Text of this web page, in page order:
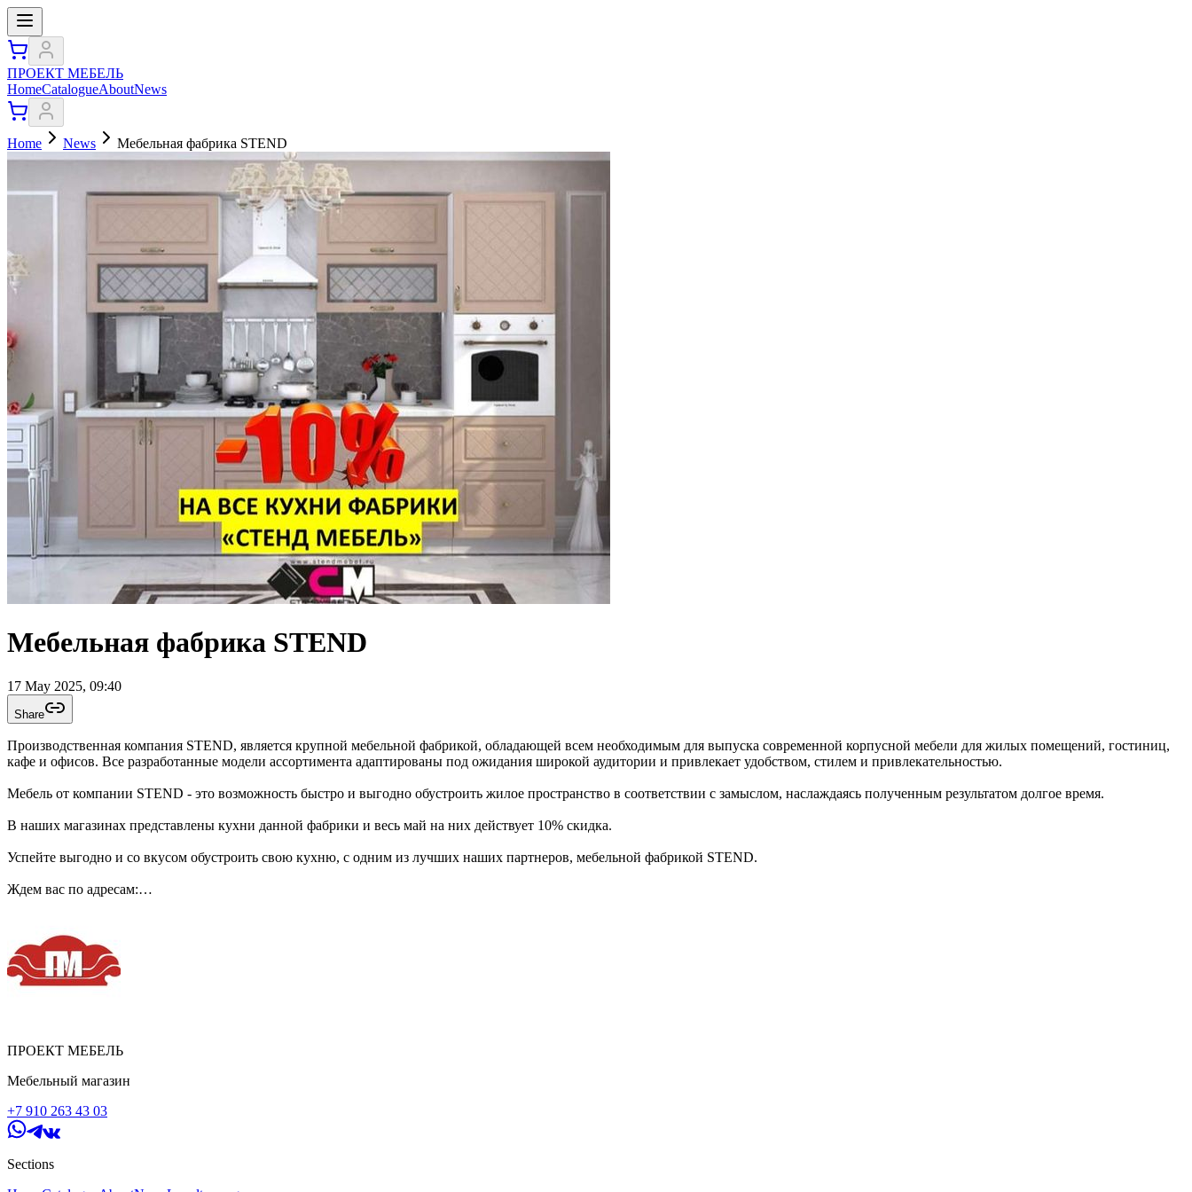
ПРОЕКТ МЕБЕЛЬ
HomeCatalogueAboutNews
Home News Мебельная фабрика STEND
Мебельная фабрика STEND
17 May 2025, 09:40
Share
Производственная компания STEND, является крупной мебельной фабрикой, обладающей всем необходимым для выпуска современной корпусной мебели для жилых помещений, гостиниц,
кафе и офисов. Все разработанные модели ассортимента адаптированы под ожидания широкой аудитории и привлекает удобством, стилем и привлекательностью.
Мебель от компании STEND - это возможность быстро и выгодно обустроить жилое пространство в соответствии с замыслом, наслаждаясь полученным результатом долгое время.
В наших магазинах представлены кухни данной фабрики и весь май на них действует 10% скидка.
Успейте выгодно и со вкусом обустроить свою кухню, с одним из лучших наших партнеров, мебельной фабрикой STEND.
Ждем вас по адресам:
📍ул. Тургенева, д. 110
📍ул. Тургенева, д. 137
Ежедневно с 09:00 до 19:00
ПРОЕКТ МЕБЕЛЬ
Мебельный магазин
+7 910 263 43 03
Sections